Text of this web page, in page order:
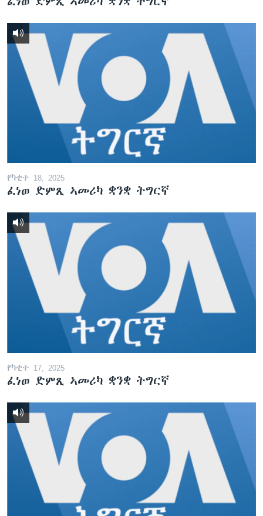
የካቲት 18, 2025
ፈነወ ድምጺ ኣመሪካ ቋንቋ ትግርኛ
የካቲት 17, 2025
ፈነወ ድምጺ ኣመሪካ ቋንቋ ትግርኛ